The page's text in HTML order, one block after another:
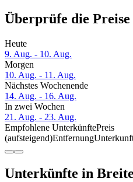
Überprüfe die
Heute
9. Aug. - 10. Aug.
Morgen
10. Aug. - 11. Aug.
Nächstes Wochenende
14. Aug. - 16. Aug.
In zwei Wochen
21. Aug. - 23. Aug.
Empfohlene UnterkünftePreis
(aufsteigend)Entfernung
Unterkünfte in